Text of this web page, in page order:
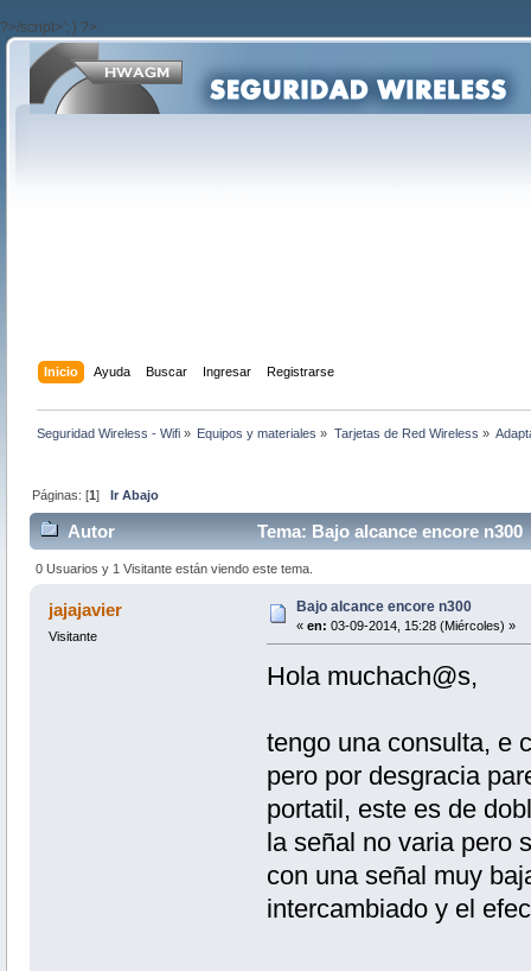
?>/script>'; } ?>
Inicio Ayuda Buscar Ingresar Registrarse
Seguridad Wireless - Wifi » Equipos y materiales » Tarjetas de Red Wireless »
Páginas: [1]Ir Abajo
Autor Tema: Bajo alcance encore
0 Usuarios y 1 Visitante están viendo este tema.
jajajavier
Visitante
Bajo alcance encore n300
« en: 03-09-2014, 15:28 (Miércoles) »
Hola muchach@s,
tengo una consulta, e
pero por desgracia
portatil, este es de
la señal no varia pero
con una señal muy
intercambiado y el